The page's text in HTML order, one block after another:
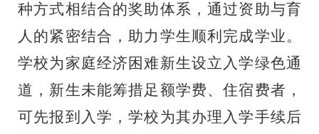
种方式相结合的奖助体系，通过资助与育
人的紧密结合，助力学生顺利完成学业。
学校为家庭经济困难新生设立入学绿色通
道，新生未能筹措足额学费、住宿费者，
可先报到入学，学校为其办理入学手续后